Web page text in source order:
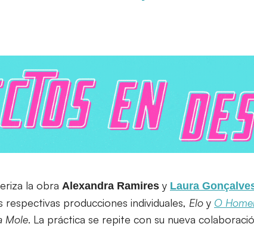
la obra Alexandra Ramires y Laura
respectivas producciones individuales, Elo y O
Mole. La práctica se repite con su nueva